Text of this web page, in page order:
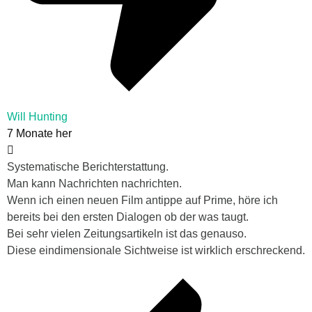
Will Hunting
7 Monate her
Systematische Berichterstattung.
Man kann Nachrichten nachrichten.
Wenn ich einen neuen Film antippe auf Prime, höre ich
bereits bei den ersten Dialogen ob der was taugt.
Bei sehr vielen Zeitungsartikeln ist das genauso.
Diese eindimensionale Sichtweise ist wirklich erschreckend.